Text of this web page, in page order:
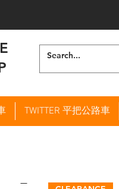
TWITTER 平把公路車